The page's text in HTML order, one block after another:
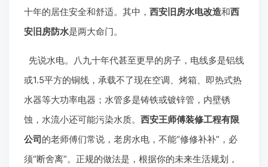
十年的居住安全和舒适。其中， 西安旧房水电改造和西
安旧房防水是两大命门。
先说水电。八九十年代甚至更早的房子，电线多是铝线
或1.5平方的铜线，承载不了现在空调、烤箱、即热式热
水器等大功率电器；水管多是铸铁或镀锌管，内壁锈
蚀，水流小还可能污染水质。 西安王师傅装修工程有限
公司的老师傅们常说，老房水电，不能“修修补补”，必
须“断舍离”。正规的做法是，根据你的未来生活规划，